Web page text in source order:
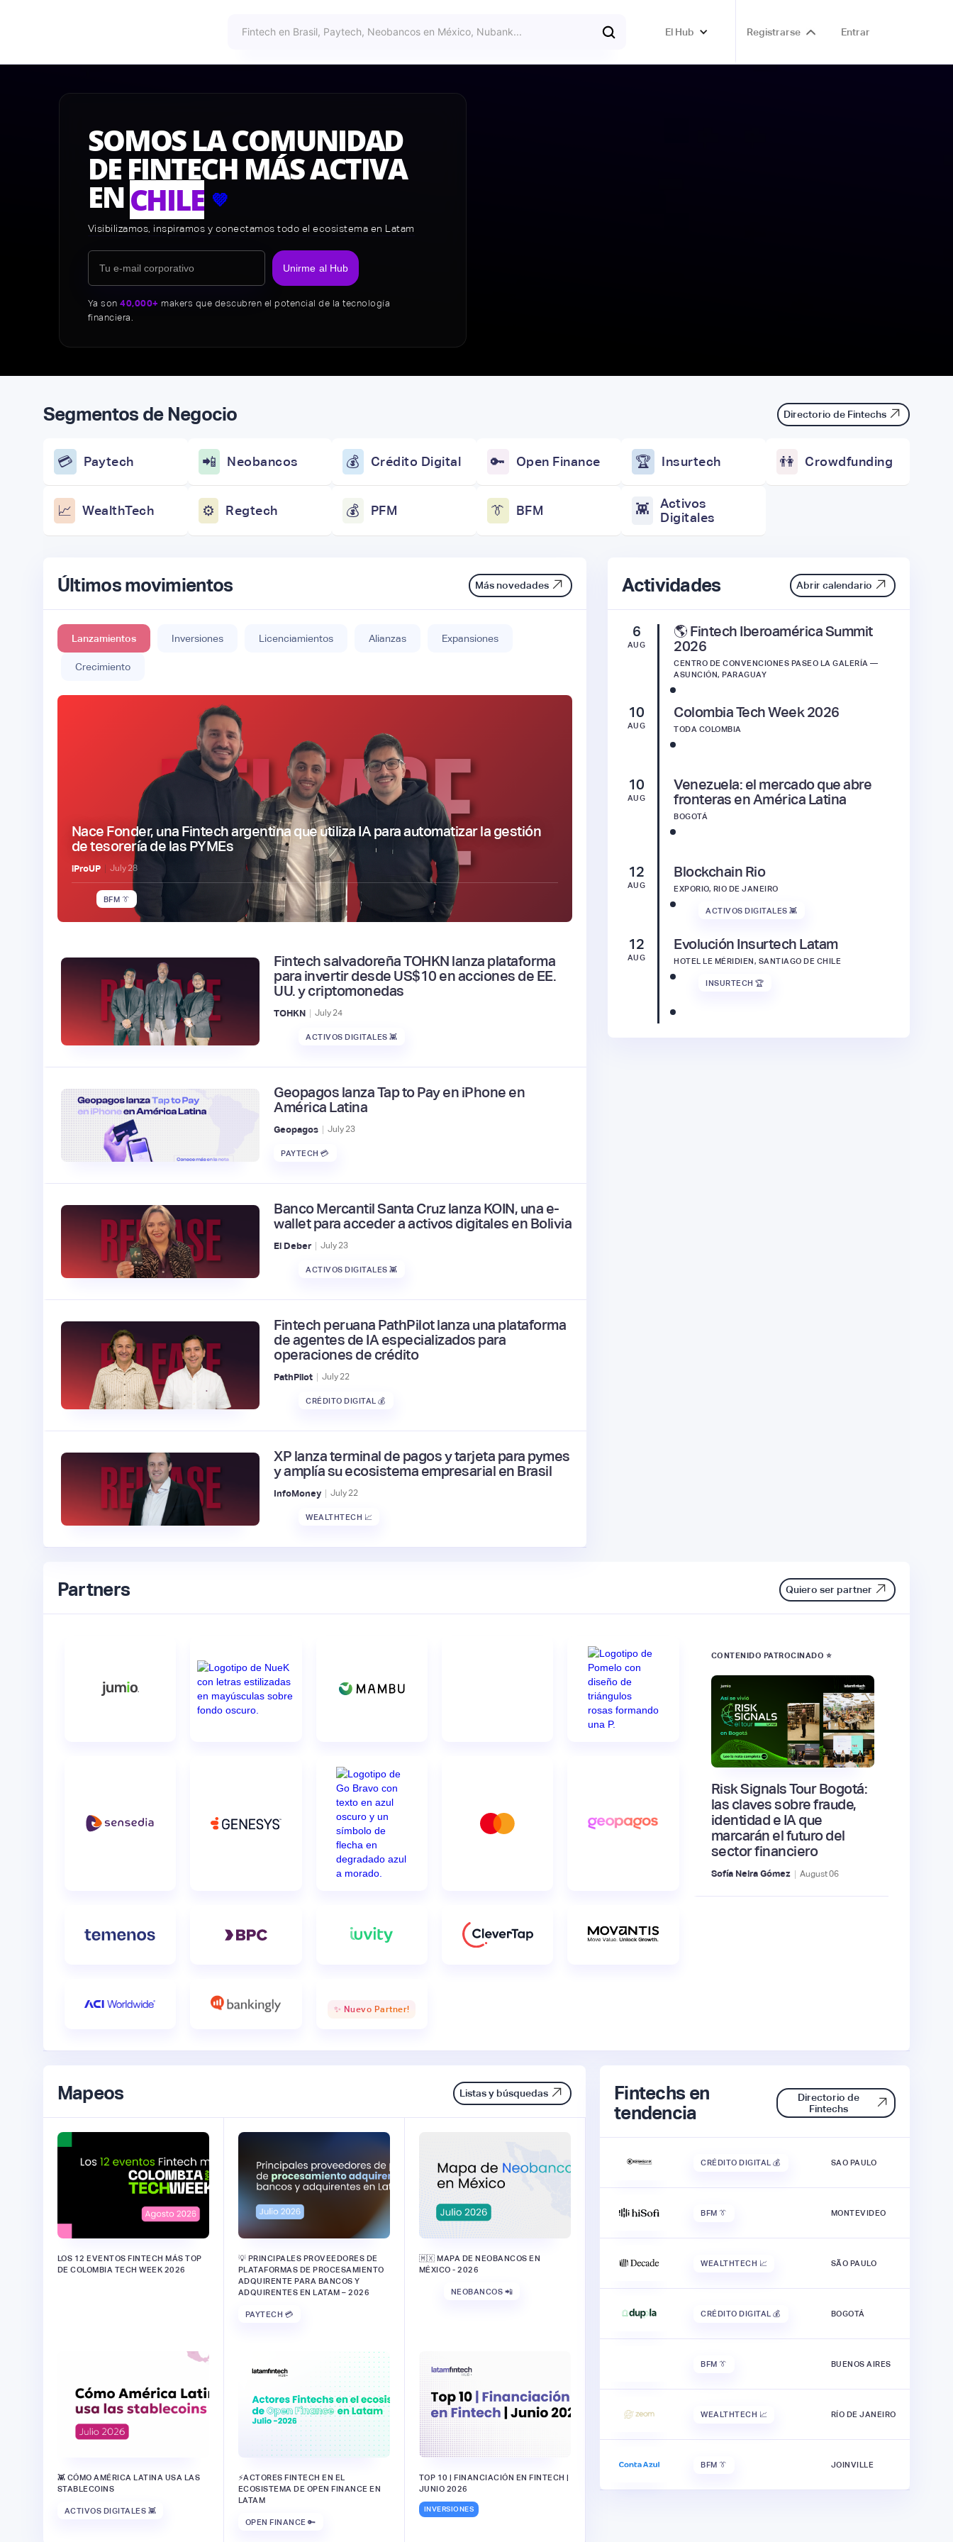
El Hub Registrarse Entrar
SOMOS LA COMUNIDAD
DE FINTECH MÁS ACTIVA
ENCHILE 💜
Visibilizamos, inspiramos y conectamos todo el ecosistema en Latam
Unirme al Hub
Ya son40,000+ makers que descubren el potencial de la tecnología
financiera.
Segmentos de Negocio Directorio de Fintechs
💳 Paytech
📈 WealthTech
📲 Neobancos
⚙️ Regtech
💰 Crédito Digital
💰 PFM
🔑 Open Finance
👔 BFM
🏆 Insurtech
👾
Activos
Digitales
👫 Crowdfunding
Últimos movimientos Más novedades
Lanzamientos Inversiones Licenciamientos Alianzas Expansiones
Crecimiento
Nace Fonder, una Fintech argentina que utiliza IA para automatizar la gestión
de tesorería de las PYMEs
iProUP | July 28
BFM 👔
Fintech salvadoreña TOHKN lanza plataforma
para invertir desde US$10 en acciones de EE.
UU. y criptomonedas
TOHKN | July24
ACTIVOS DIGITALES 👾
Geopagos lanza Tap to Pay en iPhone en
América Latina
Geopagos | July23
PAYTECH 💳
Banco Mercantil Santa Cruz lanza KOIN, una e-
wallet para acceder a activos digitales en Bolivia
El Deber | July23
ACTIVOS DIGITALES 👾
Fintech peruana PathPilot lanza una plataforma
de agentes de IA especializados para
operaciones de crédito
PathPilot | July22
CRÉDITO DIGITAL 💰
XP lanza terminal de pagos y tarjeta para pymes
y amplía su ecosistema empresarial en Brasil
InfoMoney | July22
WEALTHTECH 📈
Actividades Abrir calendario
6
AUG
🌎 Fintech Iberoamérica Summit
2026
CENTRO DE CONVENCIONES PASEO LA GALERÍA —
ASUNCIÓN, PARAGUAY
10
AUG
Colombia Tech Week 2026
TODA COLOMBIA
10
AUG
Venezuela: el mercado que abre
fronteras en América Latina
BOGOTÁ
12
AUG
Blockchain Rio
EXPORIO, RIO DE JANEIRO
ACTIVOS DIGITALES 👾
12
AUG
Evolución Insurtech Latam
HOTEL LE MÉRIDIEN, SANTIAGO DE CHILE
INSURTECH 🏆
Partners Quiero ser partner
✨ Nuevo Partner!
CONTENIDO PATROCINADO ⭐
Risk Signals Tour Bogotá:
las claves sobre fraude,
identidad e IA que
marcarán el futuro del
sector financiero
Sofía Neira Gómez | August06
Mapeos Listas y búsquedas
LOS 12 EVENTOS FINTECH MÁS TOP
DE COLOMBIA TECH WEEK 2026
💡 PRINCIPALES PROVEEDORES DE
PLATAFORMAS DE PROCESAMIENTO
ADQUIRENTE PARA BANCOS Y
ADQUIRENTES EN LATAM – 2026
PAYTECH 💳
🇲🇽 MAPA DE NEOBANCOS EN
MÉXICO - 2026
NEOBANCOS 📲
👾 CÓMO AMÉRICA LATINA USA LAS
STABLECOINS
ACTIVOS DIGITALES 👾
⚡️ACTORES FINTECH EN EL
ECOSISTEMA DE OPEN FINANCE EN
LATAM
OPEN FINANCE 🔑
TOP 10 | FINANCIACIÓN EN FINTECH |
JUNIO 2026
INVERSIONES
Fintechs en
tendencia
Directorio de
Fintechs
CRÉDITO DIGITAL 💰 SAO PAULO
BFM 👔 MONTEVIDEO
WEALTHTECH 📈 SÃO PAULO
CRÉDITO DIGITAL 💰 BOGOTÁ
BFM 👔 BUENOS AIRES
WEALTHTECH 📈 RÍO DE JANEIRO
BFM 👔 JOINVILLE